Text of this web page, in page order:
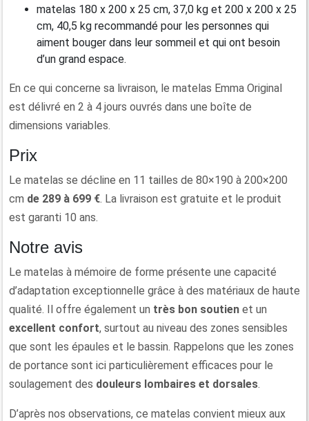
matelas 180 x 200 x 25 cm, 37,0 kg et 200 x 200 x 25
cm, 40,5 kg recommandé pour les personnes qui
aiment bouger dans leur sommeil et qui ont besoin
d’un grand espace.
En ce qui concerne sa livraison, le matelas Emma Original
est délivré en 2 à 4 jours ouvrés dans une boîte de
dimensions variables.
Prix
Le matelas se décline en 11 tailles de 80×190 à 200×200
cm de 289 à 699 €. La livraison est gratuite et le produit
est garanti 10 ans.
Notre avis
Le matelas à mémoire de forme présente une capacité
d’adaptation exceptionnelle grâce à des matériaux de haute
qualité. Il offre également un très bon soutien et un
excellent confort, surtout au niveau des zones sensibles
que sont les épaules et le bassin. Rappelons que les zones
de portance sont ici particulièrement efficaces pour le
soulagement des douleurs lombaires et dorsales.
D’après nos observations, ce matelas convient mieux aux